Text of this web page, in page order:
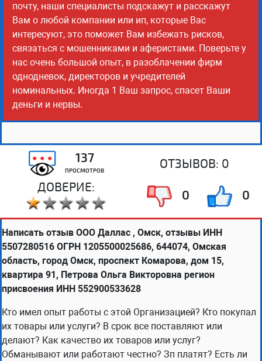
почту, наши специалисты подскажут и расскажут
Вам о любой компании или ип, которые Вас
интересуют, это поможет Вам избежать рисков,
связаться с мошенниками и аферистами. Поверьте у
нас очень большой опыт, в разоблачении фирм
однодневок, директоров и учредителей
номинальных. Иногда 1 Ваш запрос, спасет Ваши
деньги и нервы.
137
ПРОСМОТРОВ
ОТЗЫВОВ: 0
ДОВЕРИЕ:
0 0
Написать отзыв ООО Даллас , Омск, отзывы ИНН
5507280516 ОГРН 1205500025686, 644074, Омская
область, город Омск, проспект Комарова, дом 15,
квартира 91, Петрова Ольга Викторовна регион
присвоения ИНН 552900533628
Кто имел опыт работы с этой Организацией? Кто покупал
их товары или услуги? В срок все поставляют или
делают? Как качество их товаров или услуг?
Обманывают или работают честно? Зп платят? Есть ли